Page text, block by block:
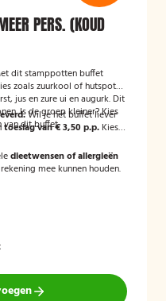
PERS. (KOUD
dit stamppotten buffet
zoals zuurkool of hutspot
jus en zure ui en augurk. Dit
Is de groep kleiner? Kies
van dit buffet.
Wil je het buffet liever
toeslag van € 3,50 p.p. Kies
dieetwensen of allergieën
mee kunnen houden.